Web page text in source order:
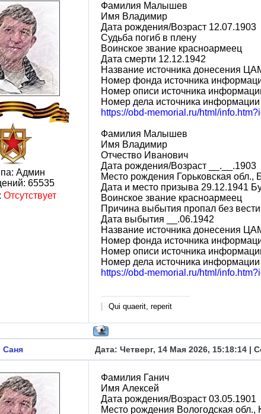
Админ
65535
Отсутствует
Фамилия Малышев
Имя Владимир
Дата рождения/Возраст 12.07.1903
Судьба погиб в плену
Воинское звание красноармеец
Дата смерти 12.12.1942
Название источника донесения
Номер фонда источника
Номер описи источника
Номер дела источника
https://obd-memorial.ru/html/
Фамилия Малышев
Имя Владимир
Отчество Иванович
Дата рождения/Возраст __.__.1903
Место рождения Горьковская обл.,
Дата и место призыва 29.12.1941
Воинское звание красноармеец
Причина выбытия пропал без вести
Дата выбытия __.06.1942
Название источника донесения
Номер фонда источника
Номер описи источника
Номер дела источника
https://obd-memorial.ru/html/
Qui quaerit, reperit
Саня Дата: Четверг, 14 Мая 2026, 15:18:14 |
Фамилия Ганич
Имя Алексей
Дата рождения/Возраст 03.05.1901
Место рождения Вологодская обл.,